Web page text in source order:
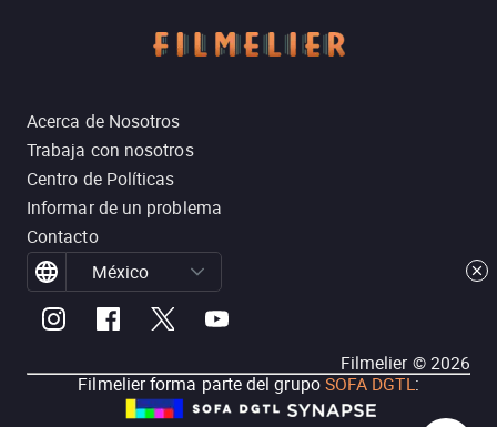
Acerca de Nosotros
Trabaja con nosotros
Centro de Políticas
Informar de un problema
Contacto
México
Filmelier ©2026
Filmelier forma parte del grupoSOFA DGTL: